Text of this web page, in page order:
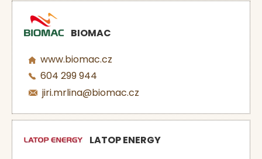
BIOMAC
www.biomac.cz
604 299 944
jiri.mrlina@biomac.cz
LATOP ENERGY